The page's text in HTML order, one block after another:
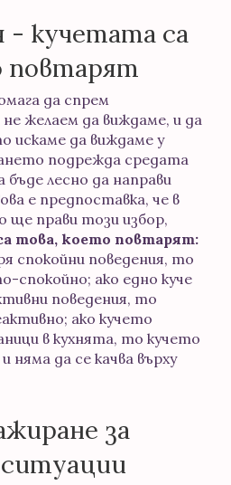
- кучетата са
повтарят
да спрем
желаем да виждаме, и да
искаме да виждаме у
подрежда средата
бъде лесно да направи
е предпоставка, че в
ще прави този избор,
това, което повтарят:
спокойни поведения, то
спокойно; ако едно куче
поведения, то
ако кучето
в кухнята, то кучето
няма да се качва върху
за